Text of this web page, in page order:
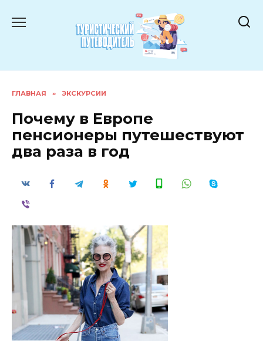
ГЛАВНАЯ » ЭКСКУРСИИ
Почему в Европе
пенсионеры путешествуют
два раза в год